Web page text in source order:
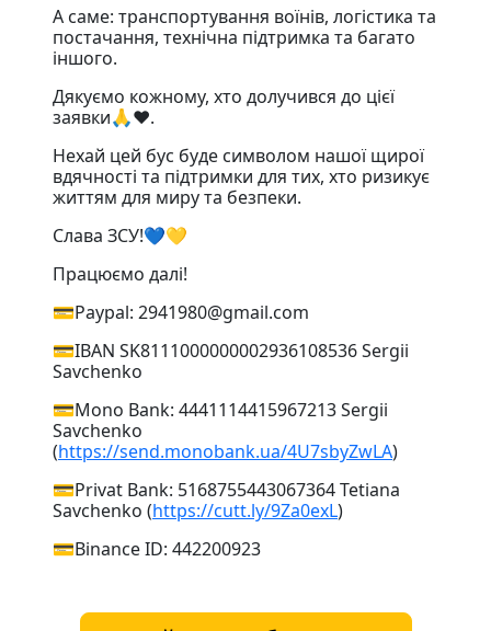
А саме: транспортування воїнів, логістика та
постачання, технічна підтримка та багато
іншого.
Дякуємо кожному, хто долучився до цієї
заявки🙏❤️.
Нехай цей бус буде символом нашої щирої
вдячності та підтримки для тих, хто ризикує
життям для миру та безпеки.
Слава ЗСУ!💙💛
Працюємо далі!
💳Paypal: 2941980@gmail.com
💳IBAN SK8111000000002936108536 Sergii
Savchenko
💳Mono Bank: 4441114415967213 Sergii
Savchenko
(https://send.monobank.ua/4U7sbyZwLA)
💳Privat Bank: 5168755443067364 Tetiana
Savchenko (https://cutt.ly/9Za0exL)
💳Binance ID: 442200923